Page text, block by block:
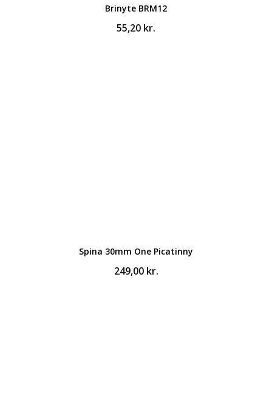
Brinyte BRM12
55,20 kr.
Spina 30mm One Picatinny
249,00 kr.